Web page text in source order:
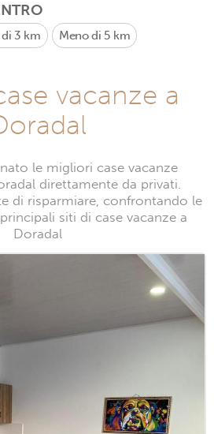
3 km Meno di 5 km
vacanze a
le migliori case vacanze
direttamente da privati.
di risparmiare, confrontando le
siti di case vacanze a
Doradal